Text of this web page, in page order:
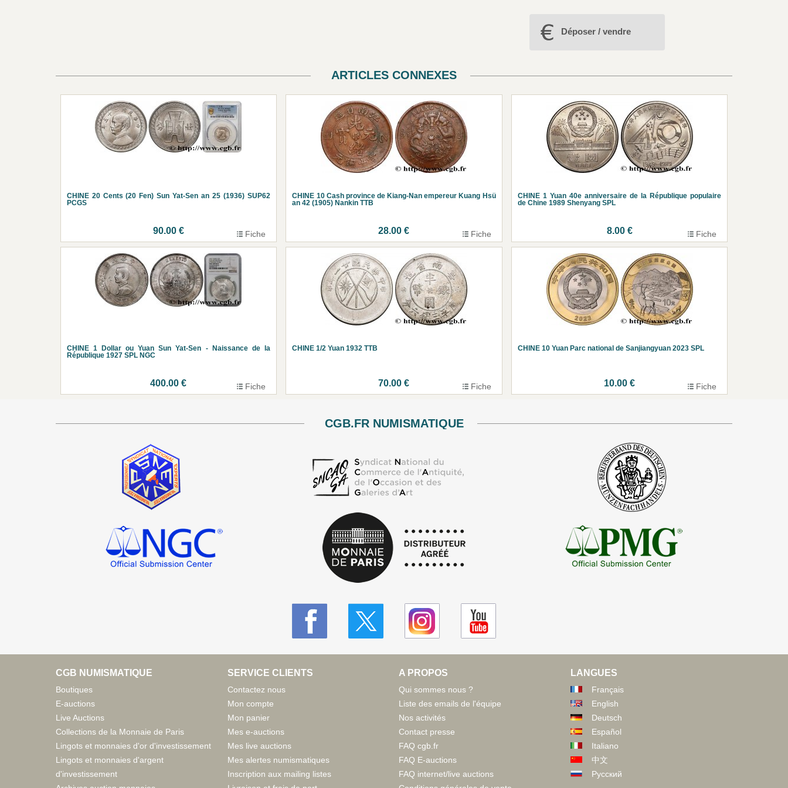
Déposer / vendre
ARTICLES CONNEXES
CHINE 20 Cents (20 Fen) Sun Yat-Sen an 25 (1936) SUP62
PCGS
90.00 € Fiche
CHINE 10 Cash province de Kiang-Nan empereur Kuang Hsü
an 42 (1905) Nankin TTB
28.00 € Fiche
CHINE 1 Yuan 40e anniversaire de la République populaire
de Chine 1989 Shenyang SPL
8.00 € Fiche
CHINE 1 Dollar ou Yuan Sun Yat-Sen - Naissance de la
République 1927 SPL NGC
400.00 € Fiche
CHINE 1/2 Yuan 1932 TTB
70.00 € Fiche
CHINE 10 Yuan Parc national de Sanjiangyuan 2023 SPL
10.00 € Fiche
CGB.FR NUMISMATIQUE
CGB NUMISMATIQUE
Boutiques
E-auctions
Live Auctions
Collections de la Monnaie de Paris
Lingots et monnaies d'or d'investissement
Lingots et monnaies d'argent
d'investissement
SERVICE CLIENTS
Contactez nous
Mon compte
Mon panier
Mes e-auctions
Mes live auctions
Mes alertes numismatiques
Inscription aux mailing listes
A PROPOS
Qui sommes nous ?
Liste des emails de l'équipe
Nos activités
Contact presse
FAQ cgb.fr
FAQ E-auctions
FAQ internet/live auctions
LANGUES
Français
English
Deutsch
Español
Italiano
中文
Русский